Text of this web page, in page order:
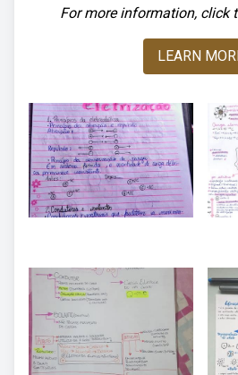
For more information, click
LEARN